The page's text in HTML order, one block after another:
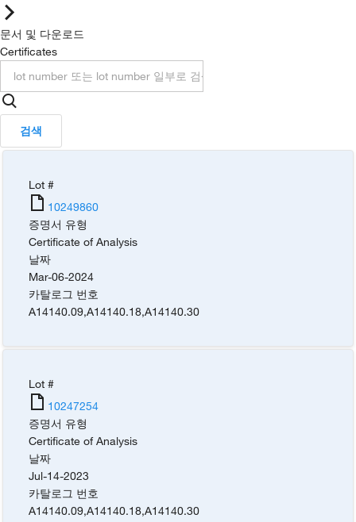
문서 및 다운로드
Certificates
검색
Lot #
10249860
증명서 유형
Certificate of Analysis
날짜
Mar-06-2024
카탈로그 번호
A14140.09,A14140.18,A14140.30
Lot #
10247254
증명서 유형
Certificate of Analysis
날짜
Jul-14-2023
카탈로그 번호
A14140.09,A14140.18,A14140.30